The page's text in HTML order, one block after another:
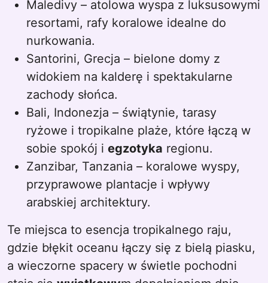
Maledivy – atolowa wyspa z luksusowymi
resortami, rafy koralowe idealne do
nurkowania.
Santorini, Grecja – bielone domy z
widokiem na kalderę i spektakularne
zachody słońca.
Bali, Indonezja – świątynie, tarasy
ryżowe i tropikalne plaże, które łączą w
sobie spokój i egzotyka regionu.
Zanzibar, Tanzania – koralowe wyspy,
przyprawowe plantacje i wpływy
arabskiej architektury.
Te miejsca to esencja tropikalnego raju,
gdzie błękit oceanu łączy się z bielą piasku,
a wieczorne spacery w świetle pochodni